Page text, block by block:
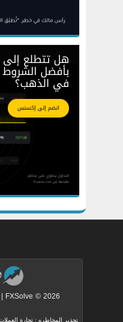
FXSolve © 2026 | جميع حقوق النشر محفوظة
تحذير المخاطره : تجارة